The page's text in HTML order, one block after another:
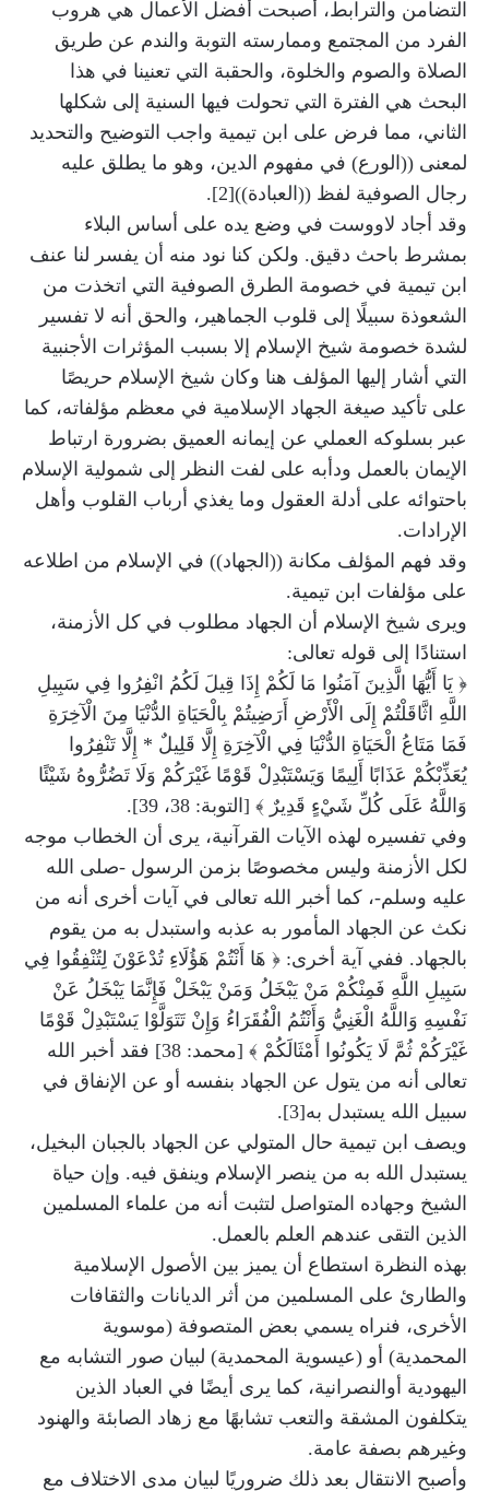
التضامن والترابط، أصبحت أفضل الأعمال هي هروب
الفرد من المجتمع وممارسته التوبة والندم عن طريق
الصلاة والصوم والخلوة، والحقبة التي تعنينا في هذا
البحث هي الفترة التي تحولت فيها السنية إلى شكلها
الثاني، مما فرض على ابن تيمية واجب التوضيح والتحديد
لمعنى ((الورع) في مفهوم الدين، وهو ما يطلق عليه
رجال الصوفية لفظ ((العبادة))[2].
وقد أجاد لاووست في وضع يده على أساس البلاء
بمشرط باحث دقيق. ولكن كنا نود منه أن يفسر لنا عنف
ابن تيمية في خصومة الطرق الصوفية التي اتخذت من
الشعوذة سبيلًا إلى قلوب الجماهير، والحق أنه لا تفسير
لشدة خصومة شيخ الإسلام إلا بسبب المؤثرات الأجنبية
التي أشار إليها المؤلف هنا وكان شيخ الإسلام حريصًا
على تأكيد صيغة الجهاد الإسلامية في معظم مؤلفاته، كما
عبر بسلوكه العملي عن إيمانه العميق بضرورة ارتباط
الإيمان بالعمل ودأبه على لفت النظر إلى شمولية الإسلام
باحتوائه على أدلة العقول وما يغذي أرباب القلوب وأهل
الإرادات.
وقد فهم المؤلف مكانة ((الجهاد)) في الإسلام من اطلاعه
على مؤلفات ابن تيمية.
ويرى شيخ الإسلام أن الجهاد مطلوب في كل الأزمنة،
استنادًا إلى قوله تعالى:
﴿ يَا أَيُّهَا الَّذِينَ آمَنُوا مَا لَكُمْ إِذَا قِيلَ لَكُمُ انْفِرُوا فِي سَبِيلِ
اللَّهِ اثَّاقَلْتُمْ إِلَى الْأَرْضِ أَرَضِيتُمْ بِالْحَيَاةِ الدُّنْيَا مِنَ الْآخِرَةِ
فَمَا مَتَاعُ الْحَيَاةِ الدُّنْيَا فِي الْآخِرَةِ إِلَّا قَلِيلٌ * إِلَّا تَنْفِرُوا
يُعَذِّبْكُمْ عَذَابًا أَلِيمًا وَيَسْتَبْدِلْ قَوْمًا غَيْرَكُمْ وَلَا تَضُرُّوهُ شَيْئًا
وَاللَّهُ عَلَى كُلِّ شَيْءٍ قَدِيرٌ ﴾ [التوبة: 38، 39].
وفي تفسيره لهذه الآيات القرآنية، يرى أن الخطاب موجه
لكل الأزمنة وليس مخصوصًا بزمن الرسول -صلى الله
عليه وسلم-، كما أخبر الله تعالى في آيات أخرى أنه من
نكث عن الجهاد المأمور به عذبه واستبدل به من يقوم
بالجهاد. ففي آية أخرى: ﴿ هَا أَنْتُمْ هَؤُلَاءِ تُدْعَوْنَ لِتُنْفِقُوا فِي
سَبِيلِ اللَّهِ فَمِنْكُمْ مَنْ يَبْخَلُ وَمَنْ يَبْخَلْ فَإِنَّمَا يَبْخَلُ عَنْ
نَفْسِهِ وَاللَّهُ الْغَنِيُّ وَأَنْتُمُ الْفُقَرَاءُ وَإِنْ تَتَوَلَّوْا يَسْتَبْدِلْ قَوْمًا
غَيْرَكُمْ ثُمَّ لَا يَكُونُوا أَمْثَالَكُمْ ﴾ [محمد: 38] فقد أخبر الله
تعالى أنه من يتول عن الجهاد بنفسه أو عن الإنفاق في
سبيل الله يستبدل به[3].
ويصف ابن تيمية حال المتولي عن الجهاد بالجبان البخيل،
يستبدل الله به من ينصر الإسلام وينفق فيه. وإن حياة
الشيخ وجهاده المتواصل لتثبت أنه من علماء المسلمين
الذين التقى عندهم العلم بالعمل.
بهذه النظرة استطاع أن يميز بين الأصول الإسلامية
والطارئ على المسلمين من أثر الديانات والثقافات
الأخرى، فنراه يسمي بعض المتصوفة (موسوية
المحمدية) أو (عيسوية المحمدية) لبيان صور التشابه مع
اليهودية أوالنصرانية، كما يرى أيضًا في العباد الذين
يتكلفون المشقة والتعب تشابهًا مع زهاد الصابئة والهنود
وغيرهم بصفة عامة.
وأصبح الانتقال بعد ذلك ضروريًا لبيان مدى الاختلاف مع